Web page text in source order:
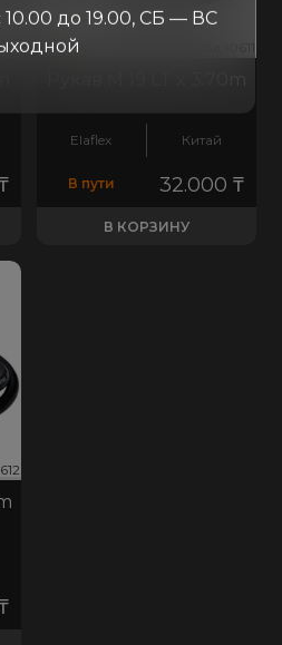
Elaflex Китай
В пути 32.000 ₸
В КОРЗИНУ
до 19.00, СБ — ВС